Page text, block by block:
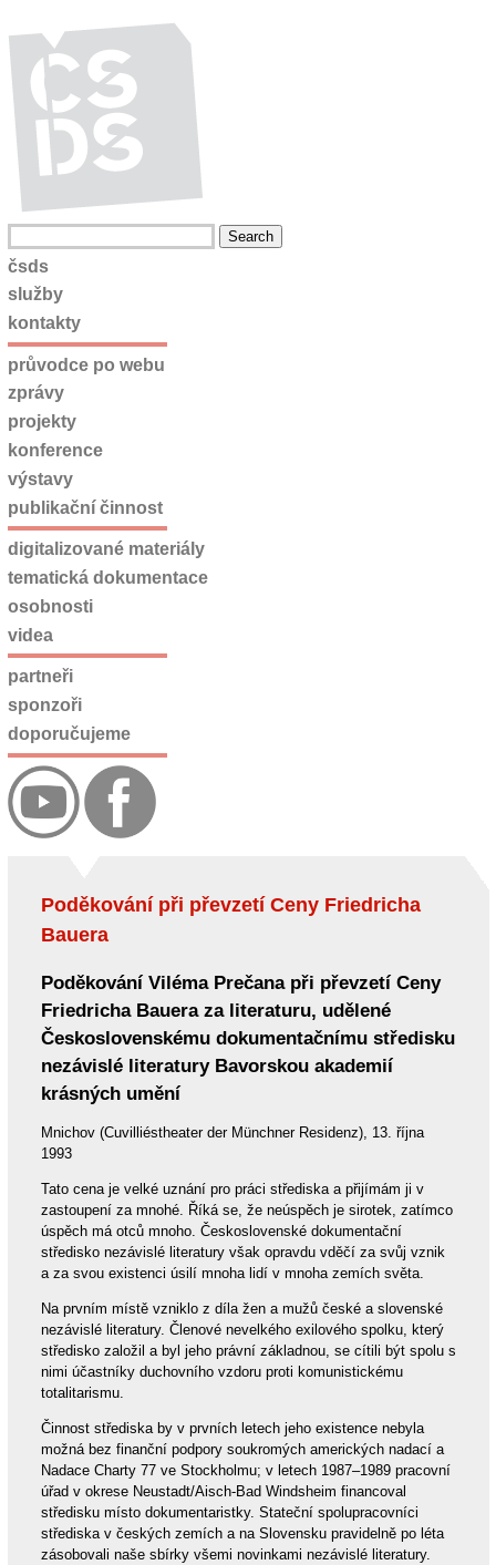
Poděkování při převzetí Ceny Friedricha
Bauera
Poděkování Viléma Prečana při převzetí Ceny
Friedricha Bauera za literaturu, udělené
Československému dokumentačnímu středisku
nezávislé literatury Bavorskou akademií
krásných umění
Mnichov (Cuvilliéstheater der Münchner Residenz), 13. října
1993
Tato cena je velké uznání pro práci střediska a přijímám ji v
zastoupení za mnohé. Říká se, že neúspěch je sirotek, zatímco
úspěch má otců mnoho. Československé dokumentační
středisko nezávislé literatury však opravdu vděčí za svůj vznik
a za svou existenci úsilí mnoha lidí v mnoha zemích světa.
Na prvním místě vzniklo z díla žen a mužů české a slovenské
nezávislé literatury. Členové nevelkého exilového spolku, který
středisko založil a byl jeho právní základnou, se cítili být spolu s
nimi účastníky duchovního vzdoru proti komunistickému
totalitarismu.
Činnost střediska by v prvních letech jeho existence nebyla
možná bez finanční podpory soukromých amerických nadací a
Nadace Charty 77 ve Stockholmu; v letech 1987–1989 pracovní
úřad v okrese Neustadt/Aisch-Bad Windsheim financoval
středisku místo dokumentaristky. Stateční spolupracovníci
střediska v českých zemích a na Slovensku pravidelně po léta
zásobovali naše sbírky všemi novinkami nezávislé literatury.
čsds
služby
kontakty
průvodce po webu
zprávy
projekty
konference
výstavy
publikační činnost
digitalizované materiály
tematická dokumentace
osobnosti
videa
partneři
sponzoři
doporučujeme